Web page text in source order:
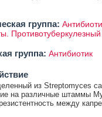
группа:
группа: Антибиотик
из Streptomyces
на различные штаммы
между